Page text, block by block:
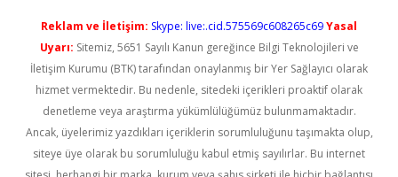
Reklam ve İletişim: Skype: live:.cid.575569c608265c69Yasal
Uyarı: Sitemiz, 5651 Sayılı Kanun gereğince Bilgi Teknolojileri ve
İletişim Kurumu (BTK) tarafından onaylanmış bir Yer Sağlayıcı olarak
hizmet vermektedir. Bu nedenle, sitedeki içerikleri proaktif olarak
denetleme veya araştırma yükümlülüğümüz bulunmamaktadır.
Ancak, üyelerimiz yazdıkları içeriklerin sorumluluğunu taşımakta olup,
siteye üye olarak bu sorumluluğu kabul etmiş sayılırlar. Bu internet